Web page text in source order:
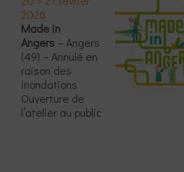
2026
Made in
Angers – Angers
(49) – Annulé en
raison des
inondations
Ouverture de
l’atelier au public